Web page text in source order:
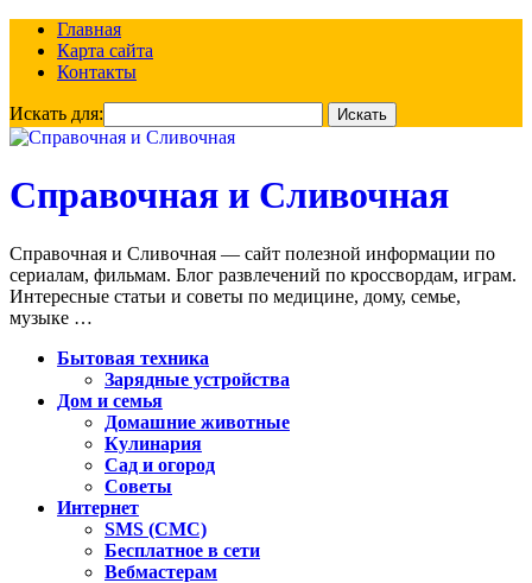
Главная
Карта сайта
Контакты
Искать для:
Справочная и Сливочная
Справочная и Сливочная — сайт полезной информации по
сериалам, фильмам. Блог развлечений по кроссвордам, играм.
Интересные статьи и советы по медицине, дому, семье,
музыке …
Бытовая техника
Зарядные устройства
Дом и семья
Домашние животные
Кулинария
Сад и огород
Советы
Интернет
SMS (СМС)
Бесплатное в сети
Вебмастерам